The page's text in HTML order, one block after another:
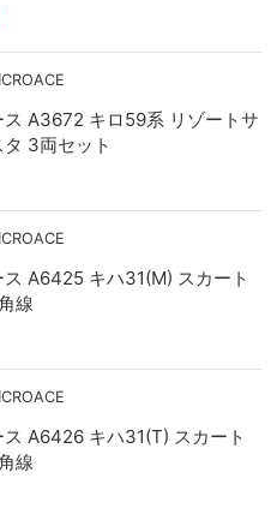
ス A3672 キロ59系 リゾートサ
3両セット
A6425 キハ31(M) スカート
線
ス A6426 キハ31(T) スカート
線